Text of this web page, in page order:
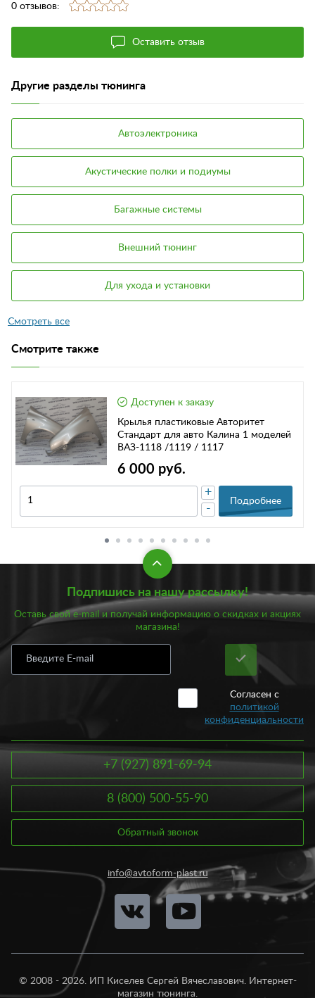
0 отзывов:
Оставить отзыв
Другие разделы тюнинга
Автоэлектроника
Акустические полки и подиумы
Багажные системы
Внешний тюнинг
Для ухода и установки
Смотрите также
Доступен к заказу
Крылья пластиковые Авторитет
Стандарт для авто Калина 1 моделей
ВАЗ-1118 /1119 / 1117
6 000 руб.
-
+
Подробнее
Подпишись на нашу рассылку!
Оставь свой e-mail и получай информацию о скидках и акциях
магазина!
Согласен с
политикой
конфиденциальности
+7 (927) 891-69-94
8 (800) 500-55-90
Обратный звонок
info@avtoform-plast.ru
© 2008 - 2026. ИП Киселев Сергей Вячеславович. Интернет-
магазин тюнинга.